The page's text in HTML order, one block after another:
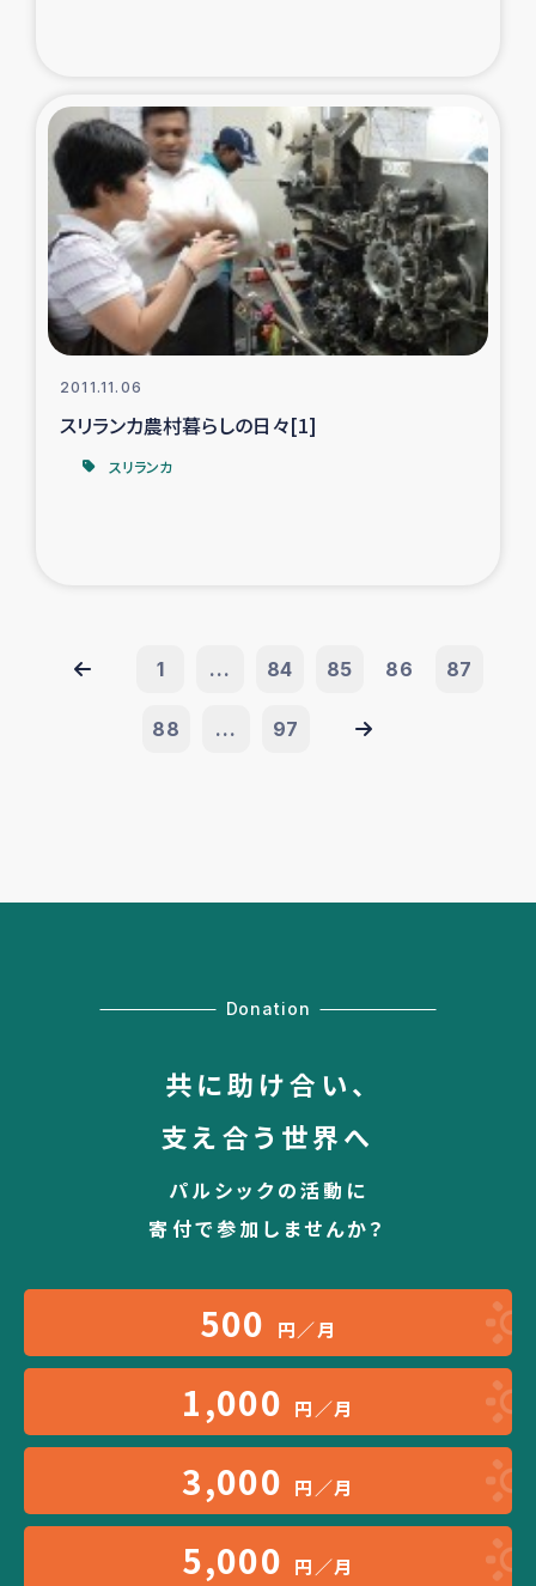
2011.11.06
スリランカ農村暮らしの日々[1]
スリランカ
1 ... 84 85 86 87
88 ... 97
Donation
共に助け合い、
支え合う世界へ
パルシックの活動に
寄付で参加しませんか？
500 円／月
1,000 円／月
3,000 円／月
5,000 円／月